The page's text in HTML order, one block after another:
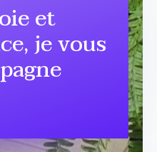
et
je vous